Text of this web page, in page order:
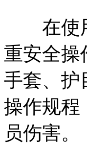
在使用
重安全操
手套、护
操作规程
员伤害。